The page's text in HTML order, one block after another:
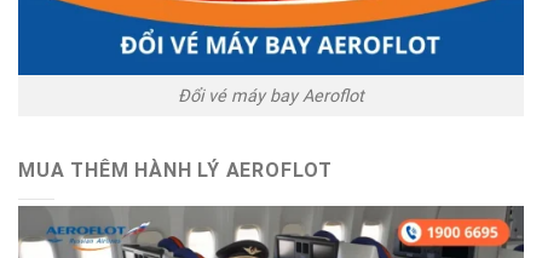
Đổi vé máy bay Aeroflot
MUA THÊM HÀNH LÝ AEROFLOT